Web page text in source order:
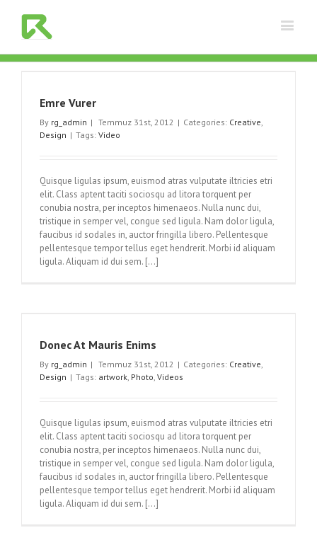
Emre Vurer
By rg_admin | Temmuz 31st, 2012 | Categories: Creative,
Design | Tags: Video
Quisque ligulas ipsum, euismod atras vulputate iltricies etri
elit. Class aptent taciti sociosqu ad litora torquent per
conubia nostra, per inceptos himenaeos. Nulla nunc dui,
tristique in semper vel, congue sed ligula. Nam dolor ligula,
faucibus id sodales in, auctor fringilla libero. Pellentesque
pellentesque tempor tellus eget hendrerit. Morbi id aliquam
ligula. Aliquam id dui sem. [...]
Donec At Mauris Enims
By rg_admin | Temmuz 31st, 2012 | Categories: Creative,
Design | Tags: artwork, Photo, Videos
Quisque ligulas ipsum, euismod atras vulputate iltricies etri
elit. Class aptent taciti sociosqu ad litora torquent per
conubia nostra, per inceptos himenaeos. Nulla nunc dui,
tristique in semper vel, congue sed ligula. Nam dolor ligula,
faucibus id sodales in, auctor fringilla libero. Pellentesque
pellentesque tempor tellus eget hendrerit. Morbi id aliquam
ligula. Aliquam id dui sem. [...]